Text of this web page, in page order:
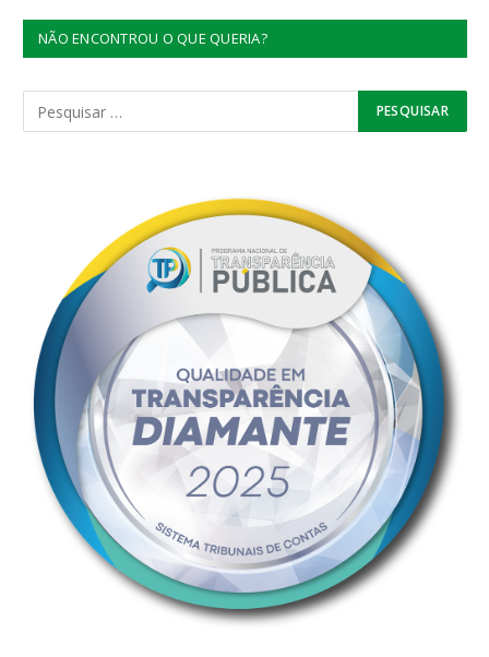
NÃO ENCONTROU O QUE QUERIA?